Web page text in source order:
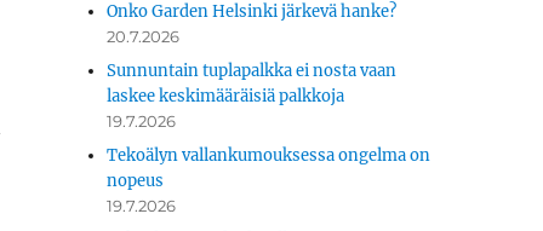
Onko Garden Helsinki järkevä hanke?
20.7.2026
Sunnuntain tuplapalkka ei nosta vaan
laskee keskimääräisiä palkkoja
19.7.2026
Tekoälyn vallankumouksessa ongelma on
nopeus
19.7.2026